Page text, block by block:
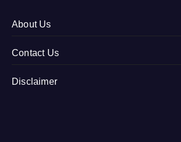
About Us
Contact Us
Disclaimer